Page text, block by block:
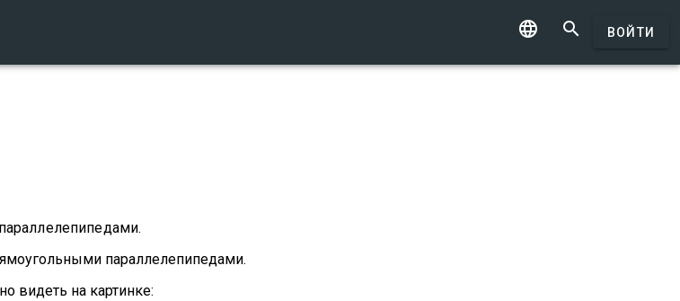
  ВОЙТИ
параллелепипедами.
видеть на картинке: